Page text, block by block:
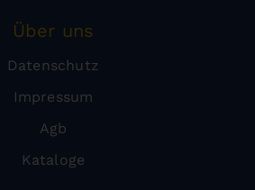
Über uns
Datenschutz
Impressum
Agb
Kataloge